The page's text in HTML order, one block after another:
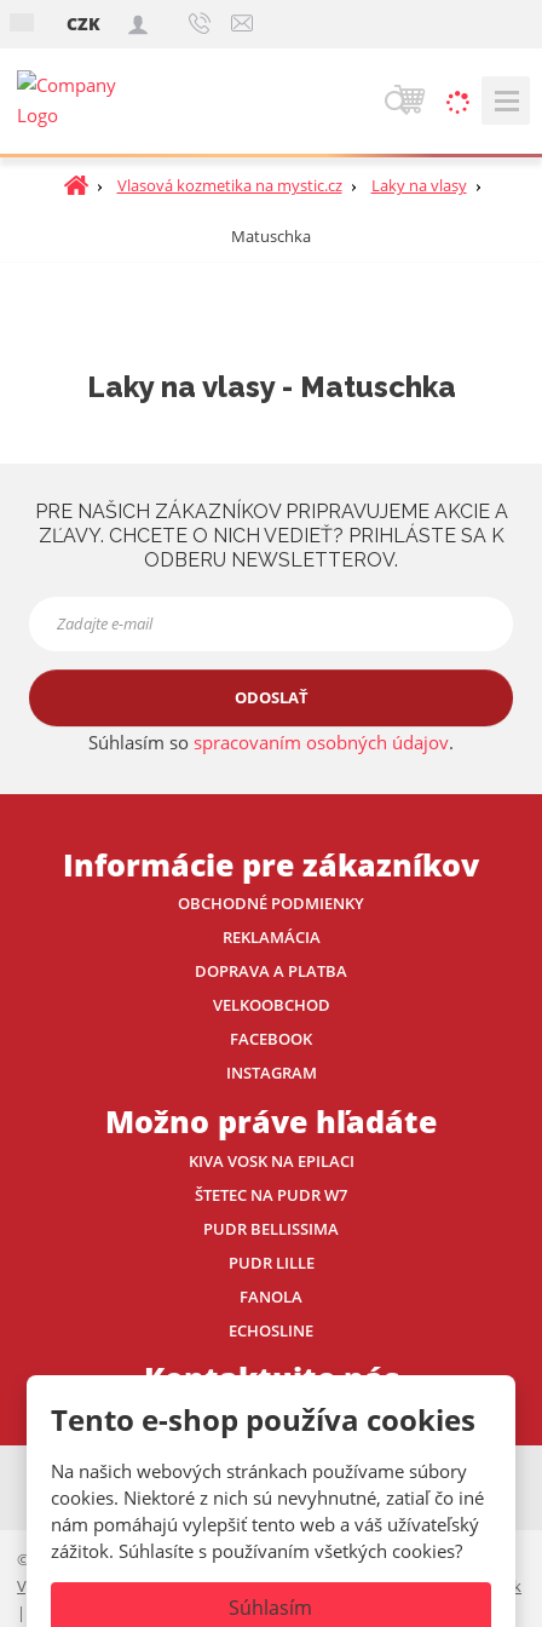
Tento e-shop používa cookies
Na našich webových stránkach používame súbory
cookies. Niektoré z nich sú nevyhnutné, zatiaľ čo iné
nám pomáhajú vylepšiť tento web a váš užívateľský
zážitok. Súhlasíte s používaním všetkých cookies?
Súhlasím
CZK
V
h
ľ
n
i
Ú
r
Vlasová kozmetika na mystic.cz Laky na vlasy
Matuschka
Laky na vlasy - Matuschka
PRE NAŠICH ZÁKAZNÍKOV PRIPRAVUJEME AKCIE A
ZĽAVY. CHCETE O NICH VEDIEŤ? PRIHLÁSTE SA K
ODBERU NEWSLETTEROV.
ODOSLAŤ
Súhlasím so spracovaním osobných údajov.
Informácie pre zákazníkov
OBCHODNÉ PODMIENKY
REKLAMÁCIA
DOPRAVA A PLATBA
VELKOOBCHOD
FACEBOOK
INSTAGRAM
Možno práve hľadáte
KIVA VOSK NA EPILACI
ŠTETEC NA PUDR W7
PUDR BELLISSIMA
PUDR LILLE
FANOLA
ECHOSLINE
Kontaktujte nás
© 2026, Mystic.CZ s.r.o.
Vyhlásenie o prístupnosti|Ochrana osobných údajov|Mapa stránok
|
VISA MasterCard
Maestro